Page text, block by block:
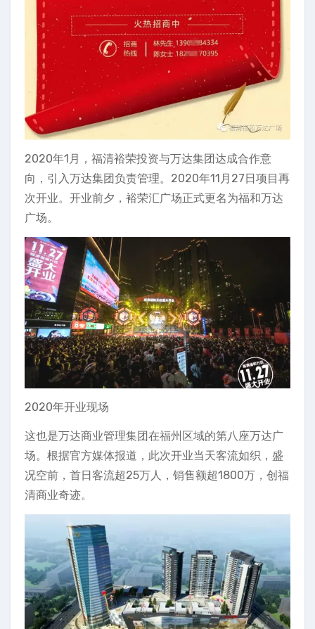
2020年1月，福清裕荣投资与万达集团达成合作意
向，引入万达集团负责管理。2020年11月27日项目再
次开业。开业前夕，裕荣汇广场正式更名为福和万达
广场。
2020年开业现场
这也是万达商业管理集团在福州区域的第八座万达广
场。根据官方媒体报道，此次开业当天客流如织，盛
况空前，首日客流超25万人，销售额超1800万，创福
清商业奇迹。